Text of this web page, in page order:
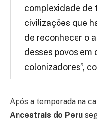
complexidade de
civilizações que
de reconhecer o
desses povos em
colonizadores”,
Após a temporada na
Ancestrais do Peru